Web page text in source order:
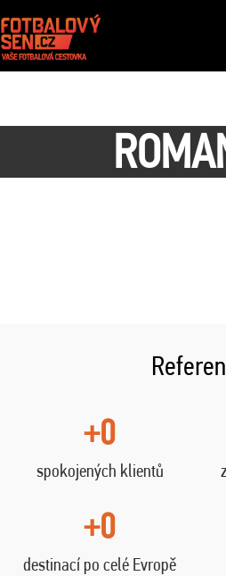
+0
spokojených klientů
+0
destinací po celé Evropě